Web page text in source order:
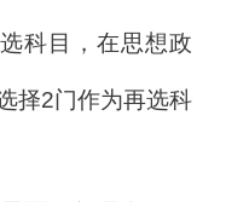
科目，在思想政
择2门作为再选科